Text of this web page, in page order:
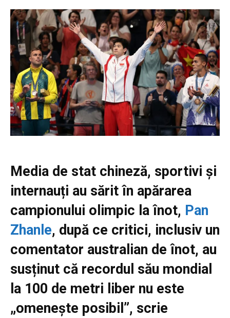
Media de stat chineză, sportivi și
internauți au sărit în apărarea
campionului olimpic la înot, Pan
Zhanle, după ce critici, inclusiv un
comentator australian de înot, au
susținut că recordul său mondial
la 100 de metri liber nu este
„omenește posibil”, scrie